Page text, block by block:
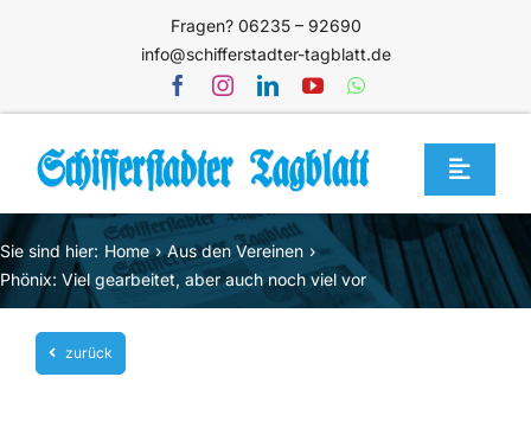
Fragen? 06235 – 92690
info@schifferstadter-tagblatt.de
Toggle
Home
Themen
Blog
Unternehmen
Sie sind hier: Home
Aus den Vereinen
Phönix: Viel gearbeitet, aber auch noch viel vor
zurück